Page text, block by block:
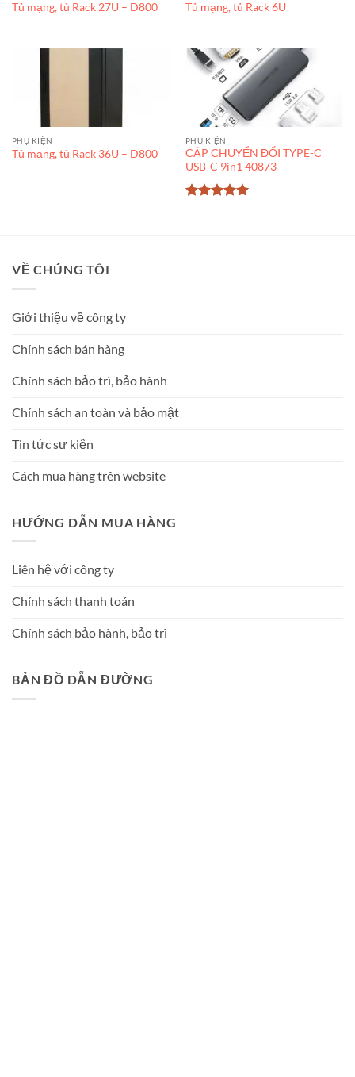
Tủ mạng, tủ Rack 27U – D800 Tủ mạng, tủ Rack 6U
PHỤ KIỆN
Tủ mạng, tủ Rack 36U – D800
PHỤ KIỆN
CÁP CHUYỂN ĐỔI TYPE-C
USB-C 9in1 40873
VỀ CHÚNG TÔI
Giới thiệu về công ty
Chính sách bán hàng
Chính sách bảo trì, bảo hành
Chính sách an toàn và bảo mật
Tin tức sự kiện
Cách mua hàng trên website
HƯỚNG DẪN MUA HÀNG
Liên hệ với công ty
Chính sách thanh toán
Chính sách bảo hành, bảo trì
BẢN ĐỒ DẪN ĐƯỜNG